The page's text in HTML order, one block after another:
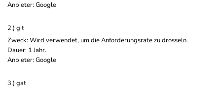
Anbieter: Google
2.) git
Zweck: Wird verwendet, um die Anforderungsrate zu drosseln.
Dauer: 1 Jahr.
Anbieter: Google
3.) gat